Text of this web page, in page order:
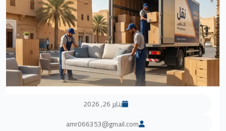
يناير 26, 2026
amr066353@gmail.com